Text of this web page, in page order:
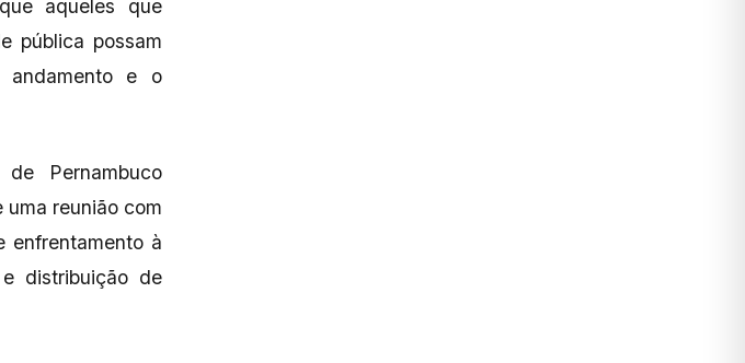
aqueles que
pública possam
andamento e o
Pernambuco
reunião com
enfrentamento à
distribuição de